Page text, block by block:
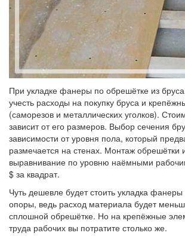
При укладке фанеры по обрешётке из
учесть расходы на покупку бруса и
(саморезов и металлических уголков).
зависит от его размеров. Выбор сечения
зависимости от уровня пола, который
размечается на стенах. Монтаж обрешётки
выравнивание по уровню наёмными
$ за квадрат.
Чуть дешевле будет стоить укладка
опоры, ведь расход материала будет
сплошной обрешётке. Но на крепёжные
труда рабочих вы потратите столько же.